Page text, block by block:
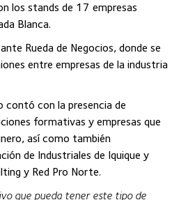
los stands de 17 empresas
Blanca.
Rueda de Negocios, donde se
entre empresas de la industria
contó con la presencia de
formativas y empresas que
así como también
de Industriales de Iquique y
y Red Pro Norte.
que pueda tener este tipo de